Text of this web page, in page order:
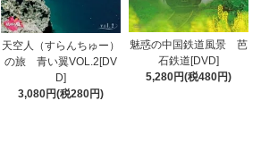
天空人（すらんちゅー）
の旅 青い翼VOL.2[DV
D]
3,080円(税280円)
魅惑の中国鉄道風景 芭
石鉄道[DVD]
5,280円(税480円)